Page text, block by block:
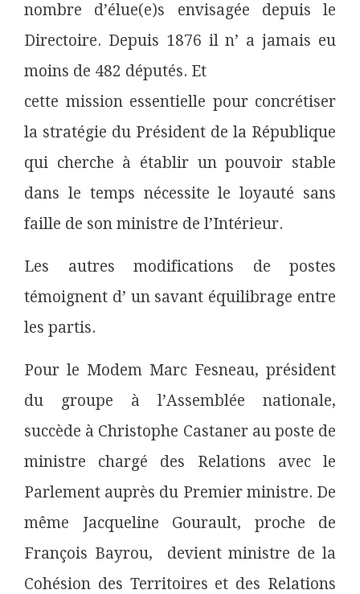
nombre d’élue(e)s envisagée depuis le
Directoire. Depuis 1876 il n’ a jamais eu
moins de 482 députés. Et
cette mission essentielle pour concrétiser
la stratégie du Président de la République
qui cherche à établir un pouvoir stable
dans le temps nécessite le loyauté sans
faille de son ministre de l’Intérieur.
Les autres modifications de postes
témoignent d’ un savant équilibrage entre
les partis.
Pour le Modem Marc Fesneau, président
du groupe à l’Assemblée nationale,
succède à Christophe Castaner au poste de
ministre chargé des Relations avec le
Parlement auprès du Premier ministre. De
même Jacqueline Gourault, proche de
François Bayrou, devient ministre de la
Cohésion des Territoires et des Relations